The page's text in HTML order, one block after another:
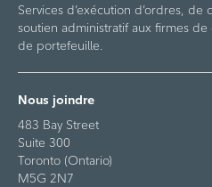
Services d’exécution d’ordres,
soutien administratif aux firmes
de portefeuille.
Nous joindre
483 Bay Street
Suite 300
Toronto (Ontario)
M5G 2N7